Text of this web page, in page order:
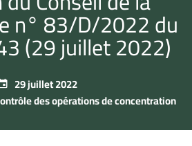
n° 83/D/2022 du
(29 juillet 2022)
29 juillet 2022
des opérations de concentration